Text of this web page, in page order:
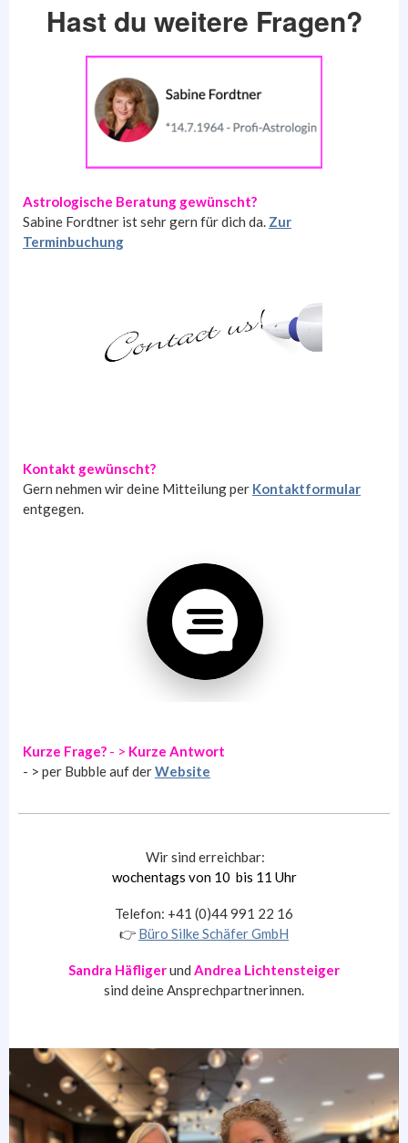
Hast du weitere Fragen?
Astrologische Beratung gewünscht?
Sabine Fordtner ist sehr gern für dich da. Zur
Terminbuchung
Kontakt gewünscht?
Gern nehmen wir deine Mitteilung per Kontaktformular
entgegen.
Kurze Frage? - > Kurze Antwort
- > per Bubble auf derWebsite
Wir sind erreichbar:
wochentags von 10 bis 11 Uhr
Telefon: +41 (0)44 991 22 16
👉 Büro Silke Schäfer GmbH
Sandra Häfligerund Andrea Lichtensteiger
sind deine Ansprechpartnerinnen.